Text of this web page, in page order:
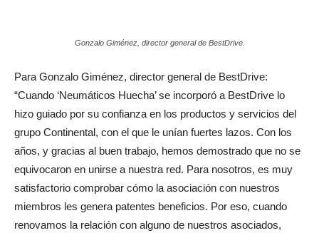
Gonzalo Giménez, director general de BestDrive.
Para Gonzalo Giménez, director general de BestDrive:
“Cuando ‘Neumáticos Huecha’ se incorporó a BestDrive lo
hizo guiado por su confianza en los productos y servicios del
grupo Continental, con el que le unían fuertes lazos. Con los
años, y gracias al buen trabajo, hemos demostrado que no se
equivocaron en unirse a nuestra red. Para nosotros, es muy
satisfactorio comprobar cómo la asociación con nuestros
miembros les genera patentes beneficios. Por eso, cuando
renovamos la relación con alguno de nuestros asociados,